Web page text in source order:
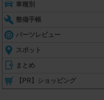
車種別
整備手帳
パーツレビュー
スポット
まとめ
【PR】ショッピング